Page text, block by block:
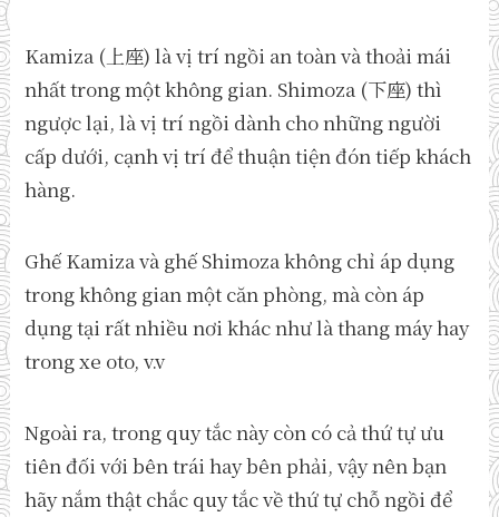
Kamiza (上座) là vị trí ngồi an toàn và thoải mái
nhất trong một không gian. Shimoza (下座) thì
ngược lại, là vị trí ngồi dành cho những người
cấp dưới, cạnh vị trí để thuận tiện đón tiếp khách
hàng.
Ghế Kamiza và ghế Shimoza không chỉ áp dụng
trong không gian một căn phòng, mà còn áp
dụng tại rất nhiều nơi khác như là thang máy hay
trong xe oto, v.v
Ngoài ra, trong quy tắc này còn có cả thứ tự ưu
tiên đối với bên trái hay bên phải, vậy nên bạn
hãy nắm thật chắc quy tắc về thứ tự chỗ ngồi để